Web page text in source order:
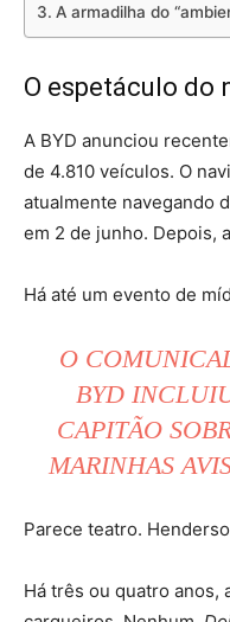
A armadilha do
O espetáculo do
A BYD anunciou
de 4.810 veículos. O
atualmente navegando
em 2 de junho. Depois,
Há até um evento de
O
BYD
CAPITÃO
MARINHAS
Parece teatro.
Há três ou quatro anos,